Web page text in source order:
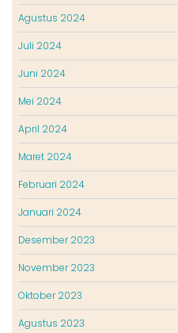
Agustus 2024
Juli 2024
Juni 2024
Mei 2024
April 2024
Maret 2024
Februari 2024
Januari 2024
Desember 2023
November 2023
Oktober 2023
Agustus 2023